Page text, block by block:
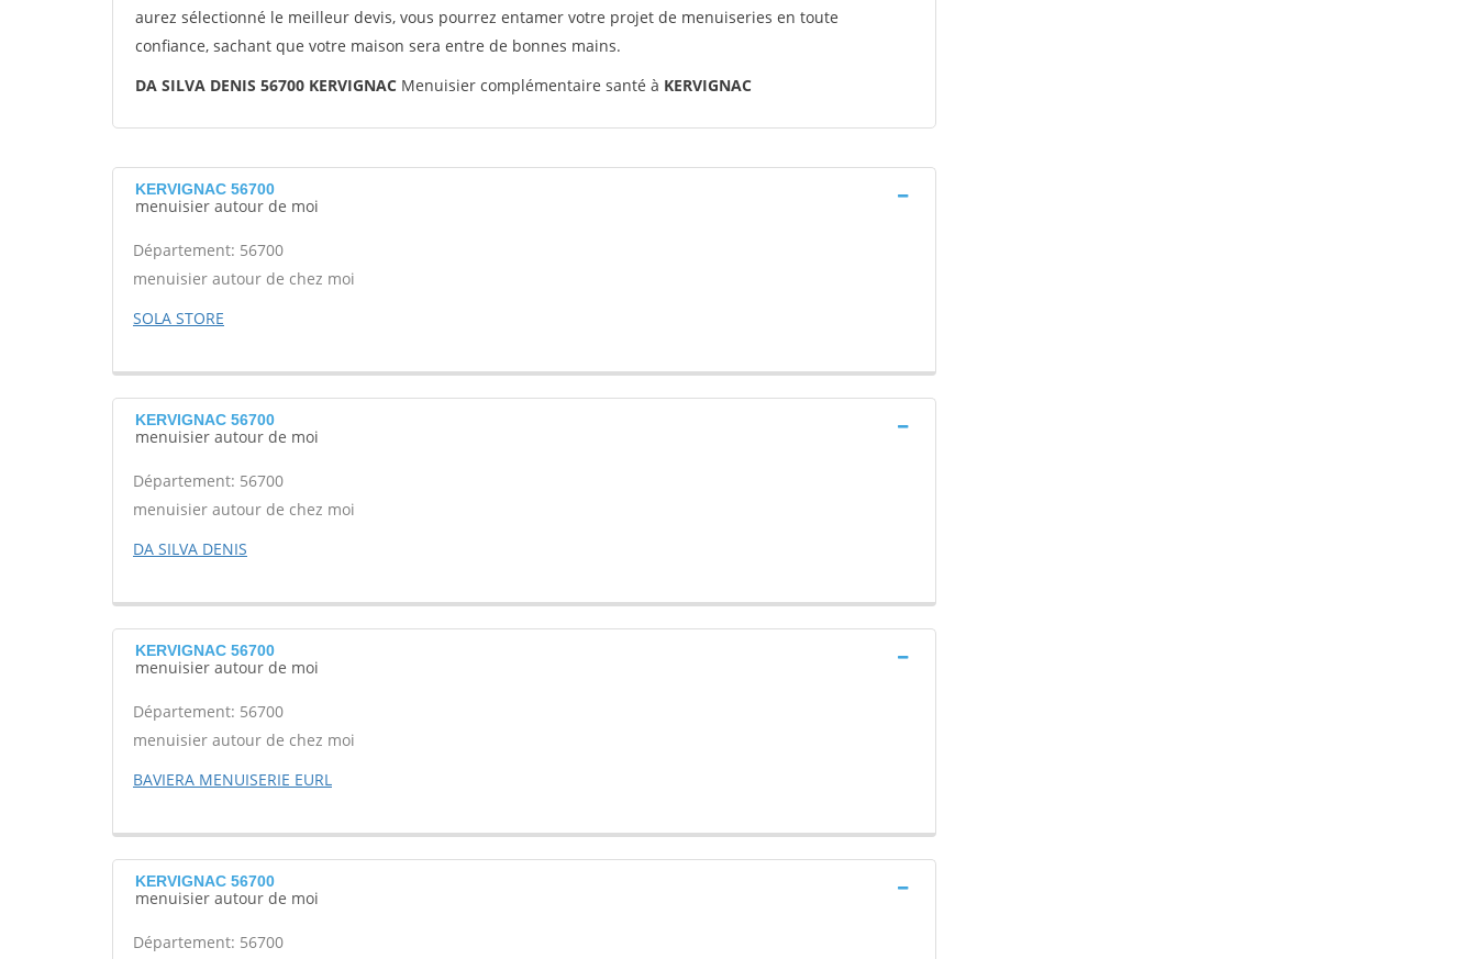
aurez sélectionné le meilleur devis, vous pourrez entamer votre projet de menuiseries en toute
confiance, sachant que votre maison sera entre de bonnes mains.
DA SILVA DENIS 56700 KERVIGNAC Menuisier complémentaire santé à KERVIGNAC
KERVIGNAC 56700
menuisier autour de moi
Département: 56700
menuisier autour de chez moi
SOLA STORE
KERVIGNAC 56700
menuisier autour de moi
Département: 56700
menuisier autour de chez moi
DA SILVA DENIS
KERVIGNAC 56700
menuisier autour de moi
Département: 56700
menuisier autour de chez moi
BAVIERA MENUISERIE EURL
KERVIGNAC 56700
menuisier autour de moi
Département: 56700